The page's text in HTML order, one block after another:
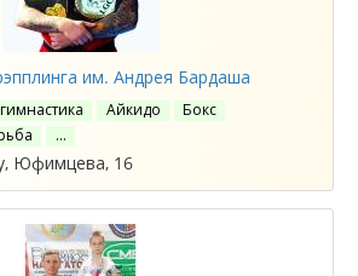
им. Андрея Бардаша
Айкидо
Бокс
…
Юфимцева, 16